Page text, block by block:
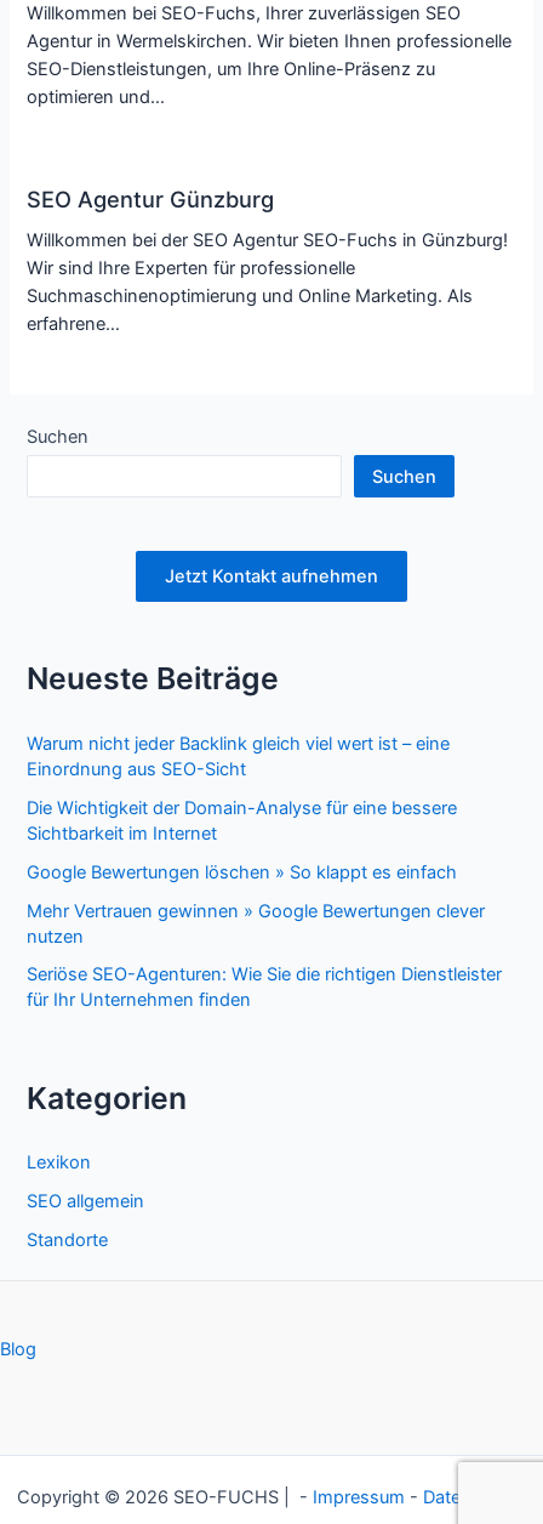
Willkommen bei SEO-Fuchs, Ihrer zuverlässigen SEO
Agentur in Wermelskirchen. Wir bieten Ihnen professionelle
SEO-Dienstleistungen, um Ihre Online-Präsenz zu
optimieren und…
SEO Agentur Günzburg
Willkommen bei der SEO Agentur SEO-Fuchs in Günzburg!
Wir sind Ihre Experten für professionelle
Suchmaschinenoptimierung und Online Marketing. Als
erfahrene…
Suchen
Suchen
Jetzt Kontakt aufnehmen
Neueste Beiträge
Warum nicht jeder Backlink gleich viel wert ist – eine
Einordnung aus SEO-Sicht
Die Wichtigkeit der Domain-Analyse für eine bessere
Sichtbarkeit im Internet
Google Bewertungen löschen » So klappt es einfach
Mehr Vertrauen gewinnen » Google Bewertungen clever
nutzen
Seriöse SEO-Agenturen: Wie Sie die richtigen Dienstleister
für Ihr Unternehmen finden
Kategorien
Lexikon
SEO allgemein
Standorte
Blog
Copyright © 2026 SEO-FUCHS | - Impressum - Datenschutz